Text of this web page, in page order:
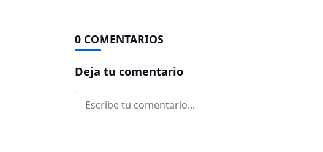
0 COMENTARIOS
Deja tu comentario
Comentario